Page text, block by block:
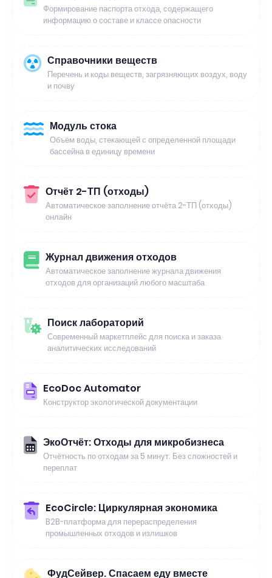
Формирование паспорта отхода, содержащего
информацию о составе и классе опасности
Справочники веществ
Перечень и коды веществ, загрязняющих воздух, воду
и почву
Модуль стока
Объём воды, стекающей с определенной площади
бассейна в единицу времени
Отчёт 2-ТП (отходы)
Автоматическое заполнение отчёта 2-ТП (отходы)
онлайн
Журнал движения отходов
Автоматическое заполнение журнала движения
отходов для организаций любого масштаба
Поиск лабораторий
Современный маркетплейс для поиска и заказа
аналитических исследований
EcoDoc Automator
Конструктор экологической документации
ЭкоОтчёт: Отходы для микробизнеса
Отчётность по отходам за 5 минут. Без сложностей и
переплат
EcoCircle: Циркулярная экономика
B2B-платформа для перераспределения
промышленных отходов и излишков
ФудСейвер. Спасаем еду вместе